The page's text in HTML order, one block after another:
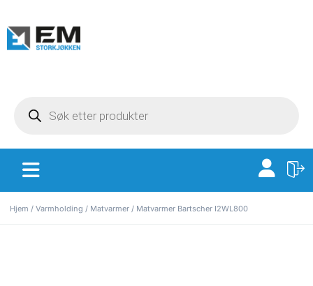
Hjem / Varmholding / Matvarmer / Matvarmer Bartscher I2WL800